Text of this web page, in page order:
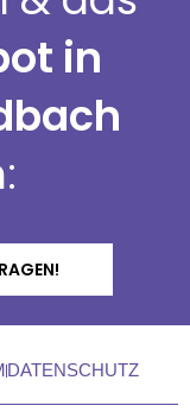
in
DATENSCHUTZ